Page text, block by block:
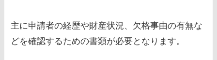
主に申請者の経歴や財産状況、欠格事由の有無な
どを確認するための書類が必要となります。